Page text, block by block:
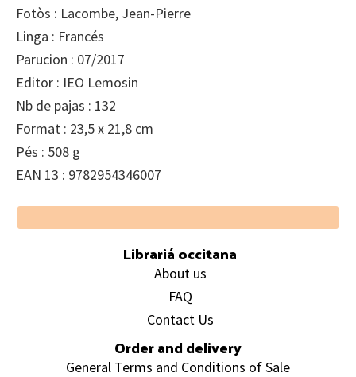
Fotòs : Lacombe, Jean-Pierre
Linga : Francés
Parucion : 07/2017
Editor : IEO Lemosin
Nb de pajas : 132
Format : 23,5 x 21,8 cm
Pés : 508 g
EAN 13 : 9782954346007
Footer
Librariá occitana
About us
FAQ
Contact Us
Order and delivery
General Terms and Conditions of Sale